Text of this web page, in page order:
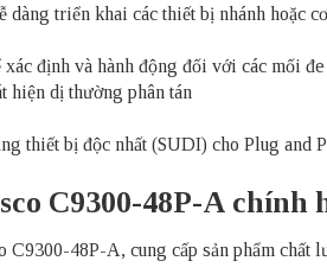
triển khai các thiết bị nhánh hoặc
định và hành động đối với các mối
hiện dị thường phân tán
thiết bị độc nhất (SUDI) cho Plug and
C9300-48P-A chính
48P-A, cung cấp sản phẩm chất